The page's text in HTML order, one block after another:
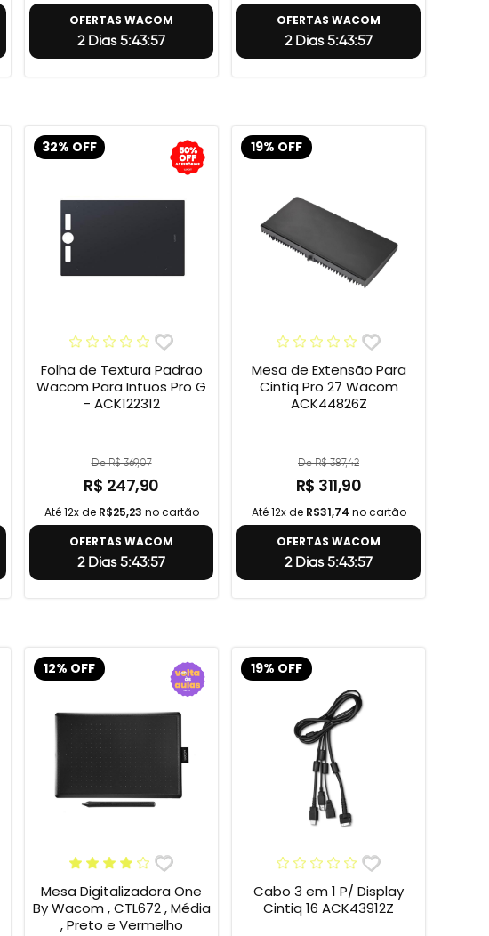
OFERTAS WACOM
2 Dias 5:43:56
OFERTAS WACOM
2 Dias 5:43:56
32% OFF
Folha de Textura Padrao
Wacom Para Intuos Pro G
- ACK122312
De R$ 369,07
R$ 247,90
Até 12x de R$25,23 no cartão
OFERTAS WACOM
2 Dias 5:43:56
19% OFF
Mesa de Extensão Para
Cintiq Pro 27 Wacom
ACK44826Z
De R$ 387,42
R$ 311,90
Até 12x de R$31,74 no cartão
OFERTAS WACOM
2 Dias 5:43:56
12% OFF
Mesa Digitalizadora One
By Wacom , CTL672 , Média
, Preto e Vermelho
19% OFF
Cabo 3 em 1 P/ Display
Cintiq 16 ACK43912Z